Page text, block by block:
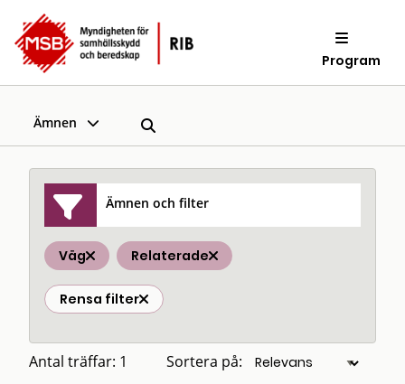
Program
Ämnen
Ämnen och filter
Väg Relaterade
Rensa filter
Antal träffar: 1 Sortera på: